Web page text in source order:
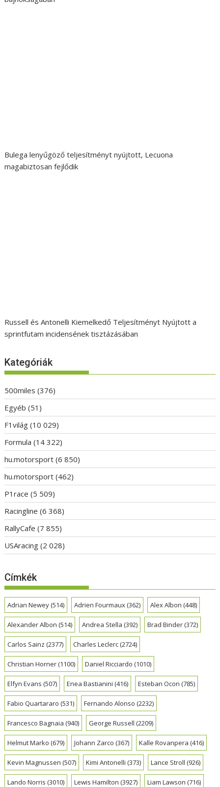
Bulega lenyűgöző teljesítményt nyújtott, Lecuona
magabiztosan fejlődik
Russell és Antonelli Kiemelkedő Teljesítményt Nyújtott a
sprintfutam incidensének tisztázásában
Kategóriák
500miles (376)
Egyéb (51)
F1világ (10 029)
Formula (14 322)
hu.motorsport (6 850)
hu.motorsport (462)
P1race (5 509)
Racingline (6 368)
RallyCafe (7 855)
USAracing (2 028)
Címkék
Adrian Newey(514) Adrien Fourmaux(362) Alex Albon (448)
Alexander Albon (514) Andrea Stella (392) Brad Binder(372)
Carlos Sainz (2377) Charles Leclerc(2724)
Christian Horner(1100) Daniel Ricciardo (1010)
Elfyn Evans (507) Enea Bastianini (416) Esteban Ocon (785)
Fabio Quartararo (531) Fernando Alonso (2232)
Francesco Bagnaia (940) George Russell (2209)
Helmut Marko (679) Johann Zarco (367) Kalle Rovanpera (416)
Kevin Magnussen (507) Kimi Antonelli (373) Lance Stroll (926)
Lando Norris (3010) Lewis Hamilton (3927) Liam Lawson (716)